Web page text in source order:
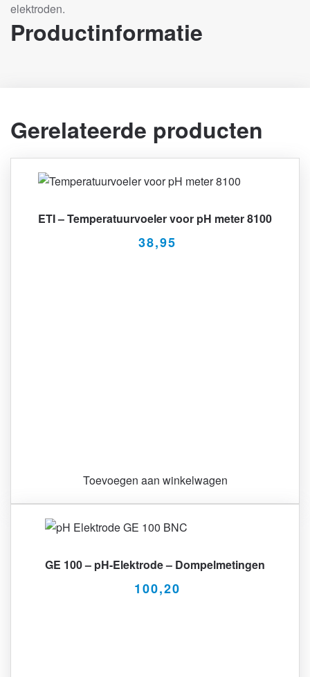
elektroden.
Productinformatie
Gerelateerde producten
ETI – Temperatuurvoeler voor pH meter 8100
38,95
Toevoegen aan winkelwagen
GE 100 – pH-Elektrode – Dompelmetingen
100,20